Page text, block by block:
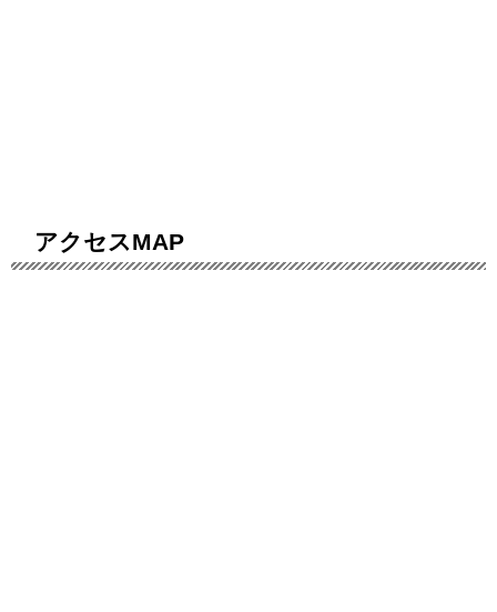
アクセスMAP